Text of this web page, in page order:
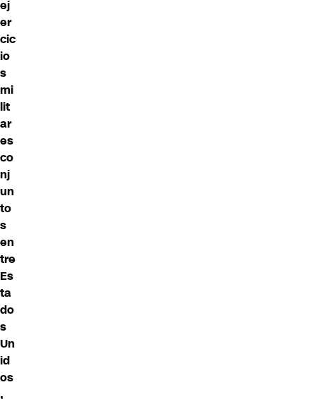
ej
er
cic
io
s
mi
lit
ar
es
co
nj
un
to
s
en
tre
Es
ta
do
s
Un
id
os
,